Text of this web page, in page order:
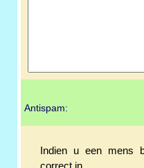
Antispam:
Indien u een mens